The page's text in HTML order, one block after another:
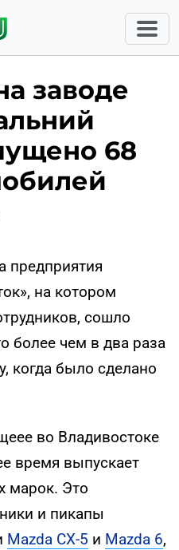
заводе
68
предприятия
на котором
сошло
более чем в два раза
когда было сделано
во Владивостоке
время выпускает
марок. Это
и пикапы
Mazda CX-5 и Mazda 6,